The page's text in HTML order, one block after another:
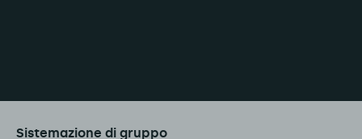
Sistemazione di gruppo